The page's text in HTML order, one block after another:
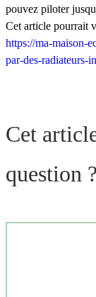
pouvez piloter
Cet article pourrait
https://ma-maison-
par-des-radiateurs-
Cet
question ?